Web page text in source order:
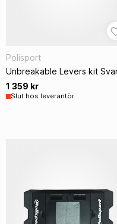
Polisport
Unbreakable Levers kit
1 359 kr
Slut hos leverantör